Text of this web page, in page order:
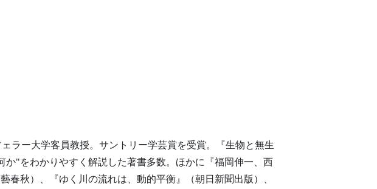
ラー大学客員教授。サントリー学芸賞を受賞。『生物と無生
"をわかりやすく解説した著書多数。ほかに『福岡伸一、西
春秋）、『ゆく川の流れは、動的平衡』（朝日新聞出版）、